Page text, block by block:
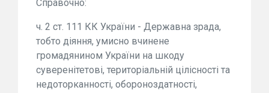
Справочно:
ч. 2 ст. 111 КК України - Державна зрада,
тобто діяння, умисно вчинене
громадянином України на шкоду
суверенітетові, територіальній цілісності та
недоторканності, обороноздатності,